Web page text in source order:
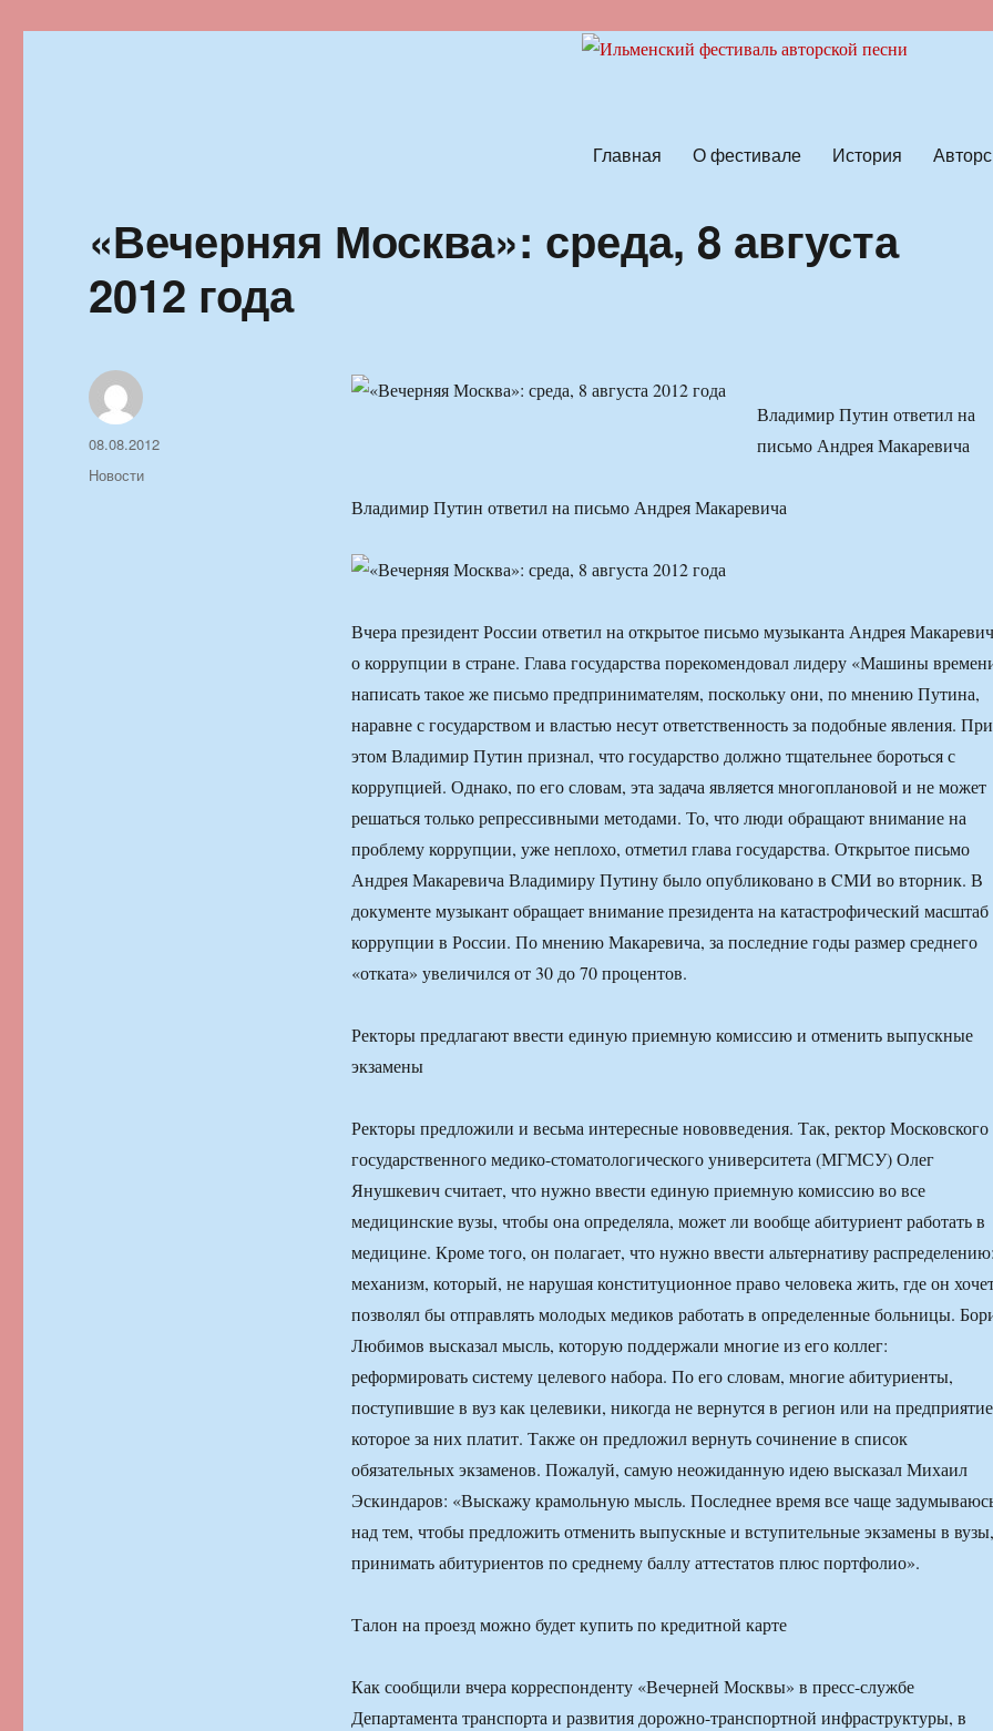
Главная О фестивале История
«Вечерняя Москва»: среда, 8 августа
2012 года
Владимир Путин ответил на
письмо Андрея Макаревича
Владимир Путин ответил на письмо Андрея Макаревича
Вчера президент России ответил на открытое письмо музыканта Андрея
о коррупции в стране. Глава государства порекомендовал лидеру «Машины
написать такое же письмо предпринимателям, поскольку они, по мнению Путина,
наравне с государством и властью несут ответственность за подобные явления. При
этом Владимир Путин признал, что государство должно тщательнее бороться с
коррупцией. Однако, по его словам, эта задача является многоплановой и не может
решаться только репрессивными методами. То, что люди обращают внимание на
проблему коррупции, уже неплохо, отметил глава государства. Открытое письмо
Андрея Макаревича Владимиру Путину было опубликовано в CМИ во вторник. В
документе музыкант обращает внимание президента на катастрофический масштаб
коррупции в России. По мнению Макаревича, за последние годы размер среднего
«отката» увеличился от 30 до 70 процентов.
Ректоры предлагают ввести единую приемную комиссию и отменить выпускные
экзамены
Ректоры предложили и весьма интересные нововведения. Так, ректор Московского
государственного медико-стоматологического университета (МГМСУ) Олег
Янушкевич считает, что нужно ввести единую приемную комиссию во все
медицинские вузы, чтобы она определяла, может ли вообще абитуриент работать в
медицине. Кроме того, он полагает, что нужно ввести альтернативу
механизм, который, не нарушая конституционное право человека жить, где он
позволял бы отправлять молодых медиков работать в определенные больницы.
Любимов высказал мысль, которую поддержали многие из его коллег:
реформировать систему целевого набора. По его словам, многие абитуриенты,
поступившие в вуз как целевики, никогда не вернутся в регион или на
которое за них платит. Также он предложил вернуть сочинение в список
обязательных экзаменов. Пожалуй, самую неожиданную идею высказал Михаил
Эскиндаров: «Выскажу крамольную мысль. Последнее время все чаще
над тем, чтобы предложить отменить выпускные и вступительные экзамены в
принимать абитуриентов по среднему баллу аттестатов плюс портфолио».
Талон на проезд можно будет купить по кредитной карте
Как сообщили вчера корреспонденту «Вечерней Москвы» в пресс-службе
Департамента транспорта и развития дорожно-транспортной инфраструктуры, в
Автор
Опубликовано
08.08.2012
Рубрики
Новости